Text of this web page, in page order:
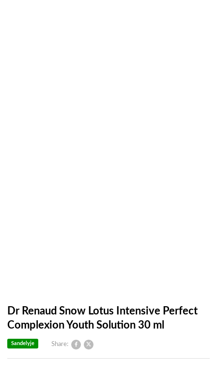
Dr Renaud Snow Lotus Intensive Perfect
Complexion Youth Solution 30 ml
Share:
Sandelyje